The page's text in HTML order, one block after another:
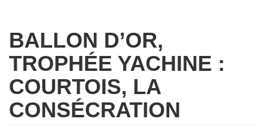
BALLON D’OR,
TROPHÉE YACHINE :
COURTOIS, LA
CONSÉCRATION